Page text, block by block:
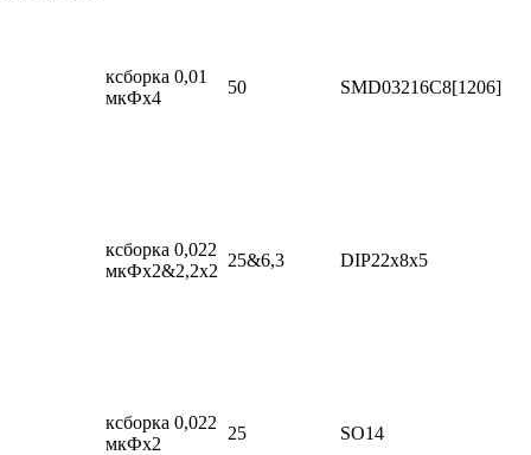
ксборка 0,01
мкФx4
50 SMD03216C8[1206]
ксборка 0,022
мкФx2&2,2x2
25&6,3 DIP22x8x5
ксборка 0,022
мкФx2
25 SO14